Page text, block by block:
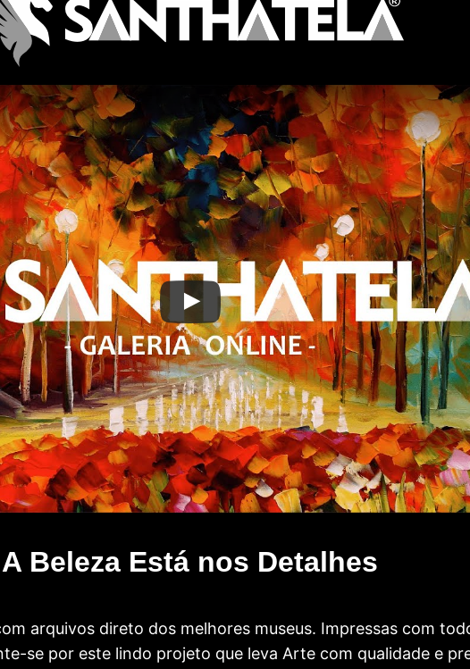
A Beleza Está nos Detalhes
arquivos direto dos melhores museus. Impressas com
se por este lindo projeto que leva Arte com qualidade e